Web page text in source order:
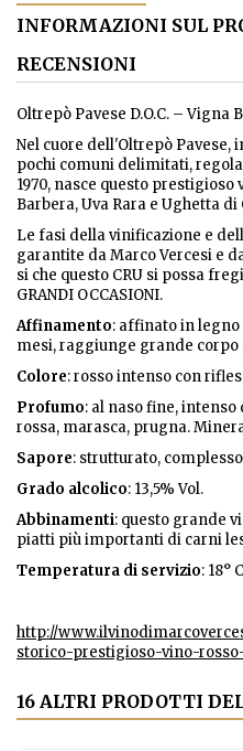
INFORMAZIONI SUL
RECENSIONI
Oltrepò Pavese D.O.C. – Vigna
Nel cuore dell'Oltrepò Pavese,
pochi comuni delimitati,
1970, nasce questo
Barbera, Uva Rara e Ughetta di
Le fasi della vinificazione e
garantite da Marco Vercesi e
si che questo CRU si possa
GRANDI OCCASIONI.
Affinamento: affinato in
mesi, raggiunge grande corpo
Colore: rosso intenso con
Profumo: al naso fine,
rossa, marasca, prugna.
Sapore: strutturato,
Grado alcolico: 13,5% Vol.
Abbinamenti: questo grande
piatti più importanti di carni
Temperatura di servizio: 18° C
http://
storico-prestigioso-vino-
16 ALTRI PRODOTTI